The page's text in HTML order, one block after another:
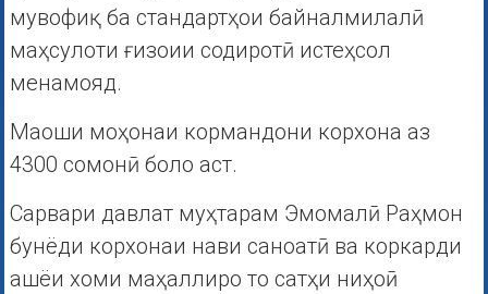
мувофиқ ба стандартҳои байналмилалӣ
маҳсулоти ғизоии содиротӣ истеҳсол
менамояд.
Маоши моҳонаи кормандони корхона аз
4300 сомонӣ боло аст.
Сарвари давлат муҳтарам Эмомалӣ Раҳмон
бунёди корхонаи нави саноатӣ ва коркарди
ашёи хоми маҳаллиро то сатҳи ниҳоӣ